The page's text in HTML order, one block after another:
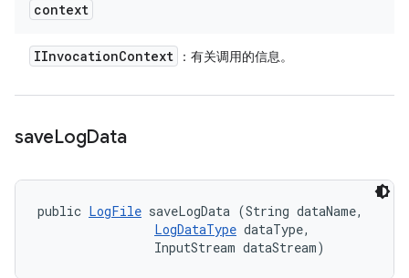
context
IInvocationContext ：有关调用的信息。
saveLogData
public LogFile saveLogData (String dataName,
LogDataType dataType,
                InputStream dataStream)